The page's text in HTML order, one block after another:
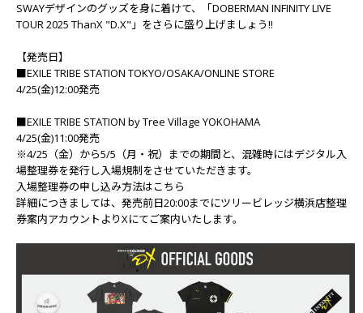
SWAYデザインのグッズを身に着けて、「DOBERMAN INFINITY LIVE
TOUR 2025 ThanX "D.X"」をさらに盛り上げましょう!!
【発売日】
■EXILE TRIBE STATION TOKYO/OSAKA/ONLINE STORE
4/25(金)12:00発売
■EXILE TRIBE STATION by Tree Village YOKOHAMA
4/25(金)11:00発売
※4/25（金）から5/5（月・祝）までの期間と、混雑時にはデジタル入
場整理券を発行し入場規制をさせていただきます。
入場整理券の申し込み方法はこちら
詳細につきましては、発売前日20:00までにツリービレッジ横浜店整理
券案内アカウント よりXにてご案内いたします。